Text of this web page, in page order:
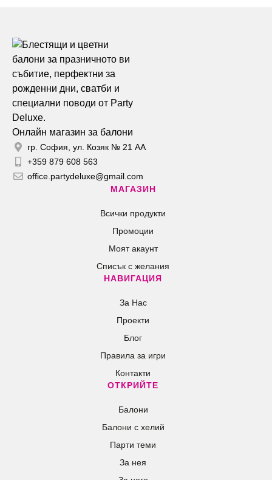
Онлайн магазин за балони
гр. София, ул. Козяк № 21 АА
+359 879 608 563
office.partydeluxe@gmail.com
МАГАЗИН
Всички продукти
Промоции
Моят акаунт
Списък с желания
НАВИГАЦИЯ
За Нас
Проекти
Блог
Правила за игри
Контакти
ОТКРИЙТЕ
Балони
Балони c хелий
Парти теми
За нея